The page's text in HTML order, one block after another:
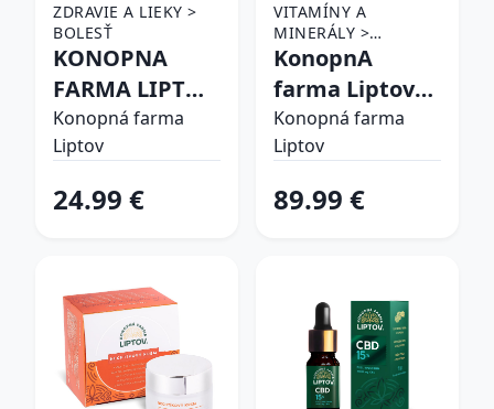
ZDRAVIE A LIEKY >
BOLESŤ
KONOPNA
FARMA LIPTOV
K. MAST CBD
500MG 1,65%
Konopná farma
Liptov
24.99 €
VITAMÍNY A
MINERÁLY >
DOPLNKY VÝŽIVY >
CBD PRODUKTY
KonopnA
farma Liptov
CBG OLEJ 20%
10ml
Konopná farma
Liptov
89.99 €